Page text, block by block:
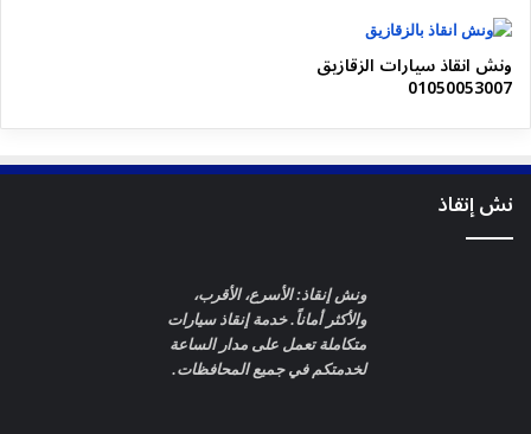
ونش انقاذ سيارات الزقازيق
01050053007
نش إنقاذ
ونش إنقاذ: الأسرع، الأقرب،
والأكثر أماناً. خدمة إنقاذ سيارات
متكاملة تعمل على مدار الساعة
لخدمتكم في جميع المحافظات.